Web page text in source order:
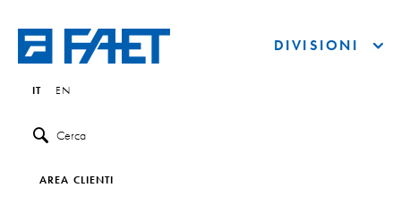
IT EN
Cerca
AREA CLIENTI
DIVISIONI